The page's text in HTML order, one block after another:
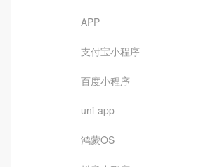
APP
支付宝小程序
百度小程序
uni-app
鸿蒙OS